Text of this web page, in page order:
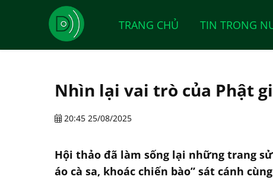
TRANG CHỦ TIN TRONG
Nhìn lại vai trò của Phật
20:45 25/08/2025
Hội thảo đã làm sống lại những trang
áo cà sa, khoác chiến bào” sát cánh